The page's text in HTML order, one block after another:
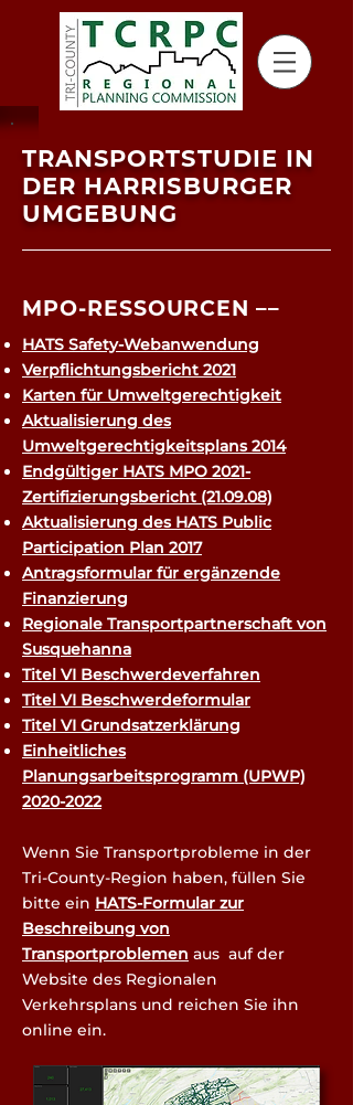
TRANSPORTSTUDIE IN
DER HARRISBURGER
UMGEBUNG
MPO-RESSOURCEN ––
HATS Safety-Webanwendung
Verpflichtungsbericht 2021
Karten für Umweltgerechtigkeit
Aktualisierung des
Umweltgerechtigkeitsplans 2014
Endgültiger HATS MPO 2021-
Zertifizierungsbericht (21.09.08)
Aktualisierung des HATS Public
Participation Plan 2017
Antragsformular für ergänzende
Finanzierung
Regionale Transportpartnerschaft von
Susquehanna
Titel VI Beschwerdeverfahren
Titel VI Beschwerdeformular
Titel VI Grundsatzerklärung
Einheitliches
Planungsarbeitsprogramm (UPWP)
2020-2022
Wenn Sie Transportprobleme in der
Tri-County-Region haben, füllen Sie
bitte ein HATS-Formular zur
Beschreibung von
Transportproblemen aus auf der
Website des Regionalen
Verkehrsplans und reichen Sie ihn
online ein.